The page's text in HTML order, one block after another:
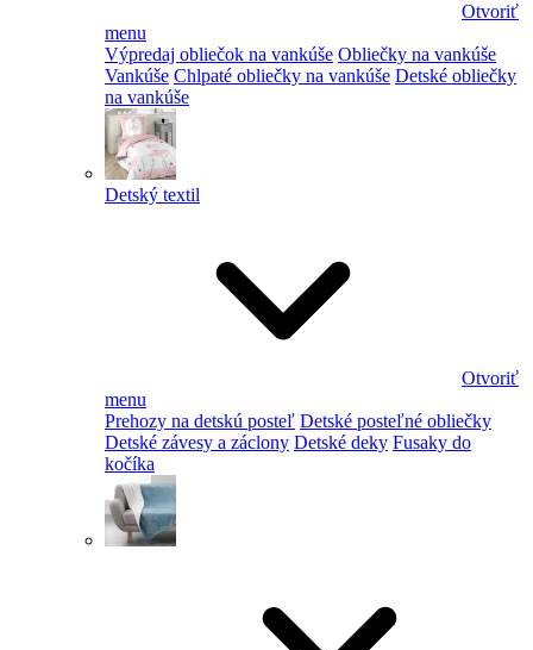
Otvoriť
menu
Výpredaj obliečok na vankúše Obliečky na vankúše
Vankúše Chlpaté obliečky na vankúše Detské obliečky
na vankúše
Detský textil
Otvoriť
menu
Prehozy na detskú posteľ Detské posteľné obliečky
Detské závesy a záclony Detské deky Fusaky do
kočíka